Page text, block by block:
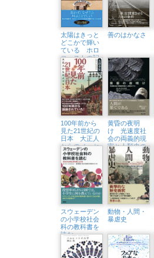
太陽はきっと
どこかで輝い
ている ホロ
コーストの記
憶
善のはかなさ
100年前から
見た21世紀の
日本 大正人
からのメッセ
ージ
黄昏の夜明
け 光速度社
会の両義的現
実と人類史の
「今」
スウェーデン
の小学校社会
科の教科書を
読む
動物・人間・
暴虐史